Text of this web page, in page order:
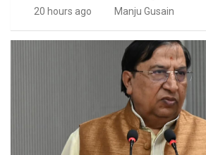
20 hours ago Manju Gusain